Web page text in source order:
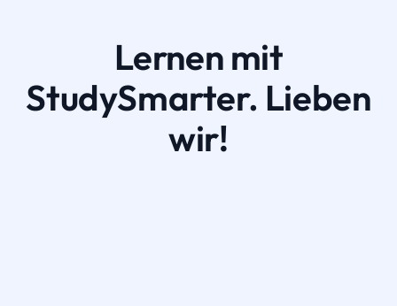
Lernen mit
StudySmarter. Lieben
wir!